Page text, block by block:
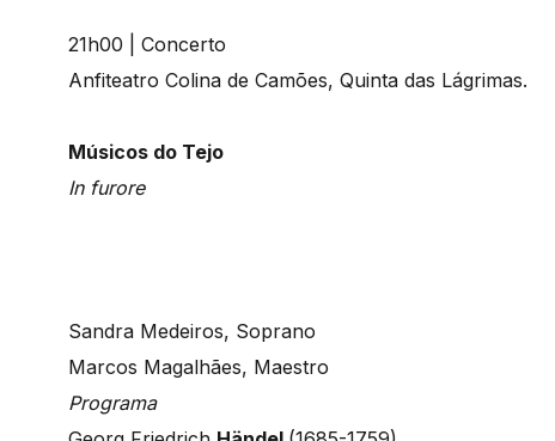
21h00 | Concerto
Anfiteatro Colina de Camões, Quinta das Lágrimas.
Músicos do Tejo
In furore
Sandra Medeiros, Soprano
Marcos Magalhães, Maestro
Programa